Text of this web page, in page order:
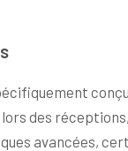
des
avancées,